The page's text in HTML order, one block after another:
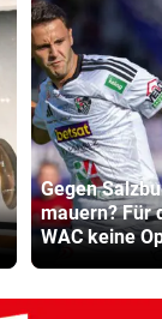
Gegen
mauern? Für
WAC keine